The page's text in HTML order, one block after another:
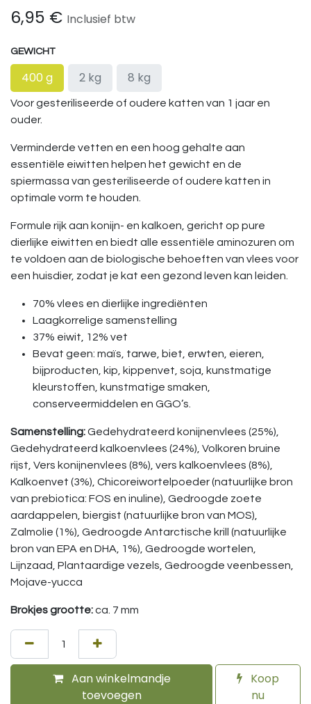
6,95 € Inclusief btw
GEWICHT
400 g 2 kg 8 kg
Voor gesteriliseerde of oudere katten van 1 jaar en
ouder.
Verminderde vetten en een hoog gehalte aan
essentiële eiwitten helpen het gewicht en de
spiermassa van gesteriliseerde of oudere katten in
optimale vorm te houden.
Formule rijk aan konijn- en kalkoen, gericht op pure
dierlijke eiwitten en biedt alle essentiële aminozuren om
te voldoen aan de biologische behoeften van vlees voor
een huisdier, zodat je kat een gezond leven kan leiden.
70% vlees en dierlijke ingrediënten
Laagkorrelige samenstelling
37% eiwit, 12% vet
Bevat geen: maïs, tarwe, biet, erwten, eieren,
bijproducten, kip, kippenvet, soja, kunstmatige
kleurstoffen, kunstmatige smaken,
conserveermiddelen en GGO’s.
Samenstelling:Gedehydrateerd konijnenvlees (25%),
Gedehydrateerd kalkoenvlees (24%), Volkoren bruine
rijst, Vers konijnenvlees (8%), vers kalkoenvlees (8%),
Kalkoenvet (3%), Chicoreiwortelpoeder (natuurlijke bron
van prebiotica: FOS en inuline), Gedroogde zoete
aardappelen, biergist (natuurlijke bron van MOS),
Zalmolie (1%), Gedroogde Antarctische krill (natuurlijke
bron van EPA en DHA, 1%), Gedroogde wortelen,
Lijnzaad, Plantaardige vezels, Gedroogde veenbessen,
Mojave-yucca
Brokjes grootte:ca. 7 mm
Aan winkelmandje
toevoegen
Koop
nu